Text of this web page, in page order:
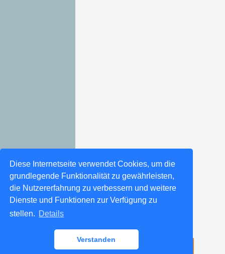
Diese Internetseite verwendet Cookies, um die
grundlegende Funktionalität zu gewährleisten,
die Nutzererfahrung zu verbessern und weitere
Dienste und Funktionen zur Verfügung zu
stellen. Details
Verstanden